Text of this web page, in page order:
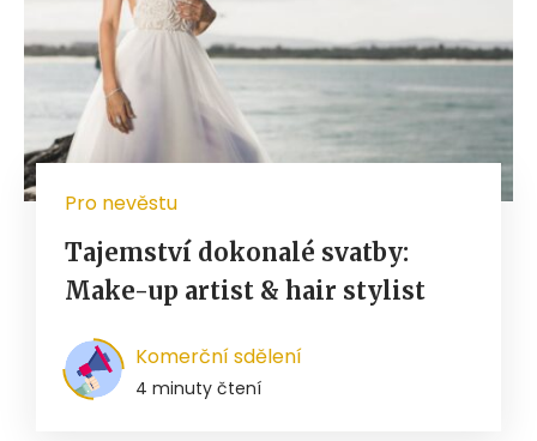
Pro nevěstu
Tajemství dokonalé svatby:
Make-up artist & hair stylist
Komerční sdělení
4 minuty čtení